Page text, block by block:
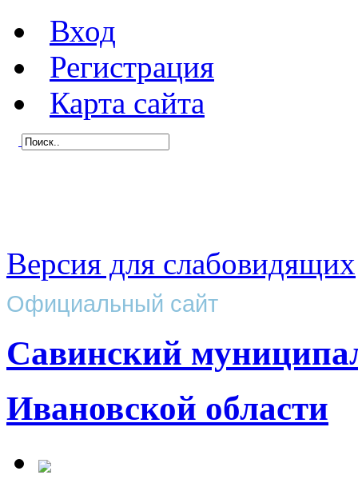
Вход
Регистрация
Карта сайта
Версия для слабовидящих
Официальный сайт
Савинский
Ивановской области